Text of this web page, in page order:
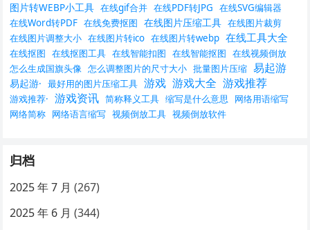
图片转WEBP小工具 在线gif合并 在线PDF转JPG 在线SVG编辑器
在线Word转PDF 在线免费抠图 在线图片压缩工具 在线图片裁剪
在线图片调整大小 在线图片转ico 在线图片转webp 在线工具大全
在线抠图 在线抠图工具 在线智能扣图 在线智能抠图 在线视频倒放
怎么生成国旗头像 怎么调整图片的尺寸大小 批量图片压缩 易起游
易起游· 最好用的图片压缩工具 游戏 游戏大全 游戏推荐
游戏推荐· 游戏资讯 简称释义工具 缩写是什么意思
网络用语缩写
网络简称 网络语言缩写 视频倒放工具 视频倒放软件
归档
2025 年 7 月 (267)
2025 年 6 月 (344)